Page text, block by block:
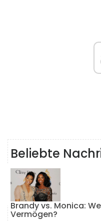
Beliebte
Brandy vs. Monica:
Vermögen?